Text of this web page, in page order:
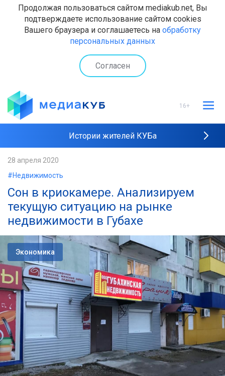
Продолжая пользоваться сайтом mediakub.net, Вы
подтверждаете использование сайтом cookies
Вашего браузера и соглашаетесь на обработку
персональных данных
Согласен
16+
Истории жителей КУБа
28 апреля 2020
#Недвижимость
Сон в криокамере. Анализируем
текущую ситуацию на рынке
недвижимости в Губахе
Экономика